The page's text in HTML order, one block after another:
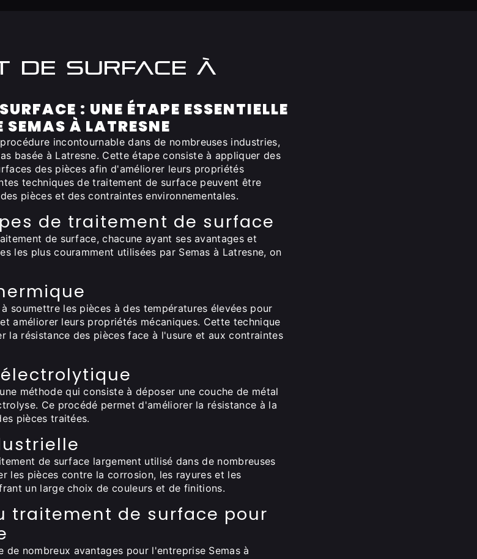
de surface à
: UNE ÉTAPE ESSENTIELLE
SEMAS À LATRESNE
incontournable dans de nombreuses industries,
basée à Latresne. Cette étape consiste à appliquer des
des pièces afin d'améliorer leurs propriétés
techniques de traitement de surface peuvent être
pièces et des contraintes environnementales.
de traitement de surface
de surface, chacune ayant ses avantages et
les plus couramment utilisées par Semas à Latresne, on
soumettre les pièces à des températures élevées pour
améliorer leurs propriétés mécaniques. Cette technique
la résistance des pièces face à l'usure et aux contraintes
méthode qui consiste à déposer une couche de métal
Ce procédé permet d'améliorer la résistance à la
pièces traitées.
de surface largement utilisé dans de nombreuses
les pièces contre la corrosion, les rayures et les
un large choix de couleurs et de finitions.
traitement de surface pour
nombreux avantages pour l'entreprise Semas à